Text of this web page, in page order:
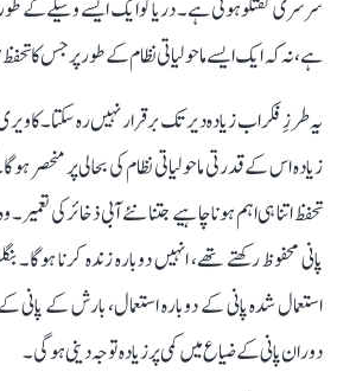
سرسری گفتگو ہوتی ہے۔ دریا کو ایک ایسے وسیلے کے طور
ہے، نہ کہ ایک ایسے ماحولیاتی نظام کے طور پر جس کا
یہ طرزِ فکر اب زیادہ دیر تک برقرار نہیں رہ سکتا۔
زیادہ اس کے قدرتی ماحولیاتی نظام کی بحالی پر منحصر
تحفظ اتنا ہی اہم ہونا چاہیے جتنا نئے آبی ذخائر کی
پانی محفوظ رکھتے تھے، انہیں دوبارہ زندہ کرنا
استعمال شدہ پانی کے دوبارہ استعمال، بارش کے
دوران پانی کے ضیاع میں کمی پر زیادہ توجہ دینی ہوگی۔